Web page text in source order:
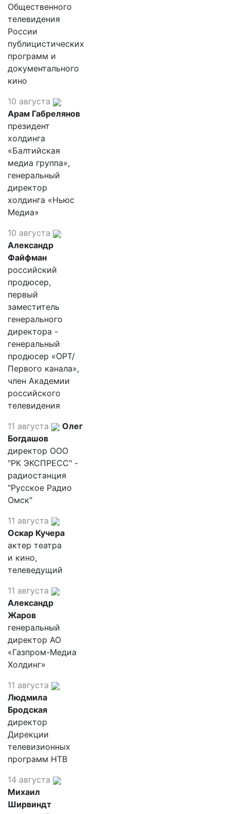
Общественного
телевидения
России
публицистических
программ и
документального
кино
10 августа
Арам Габрелянов
президент
холдинга
«Балтийская
медиа группа»,
генеральный
директор
холдинга «Ньюс
Медиа»
10 августа
Александр
Файфман
российский
продюсер,
первый
заместитель
генерального
директора -
генеральный
продюсер «ОРТ/
Первого канала»,
член Академии
российского
телевидения
11 августа
Олег
Богдашов
директор ООО
"РК ЭКСПРЕСС" -
радиостанция
"Русское Радио
Омск"
11 августа
Оскар Кучера
актер театра
и кино,
телеведущий
11 августа
Александр
Жаров
генеральный
директор АО
«Газпром-Медиа
Холдинг»
11 августа
Людмила
Бродская
директор
Дирекции
телевизионных
программ НТВ
14 августа
Михаил
Ширвиндт